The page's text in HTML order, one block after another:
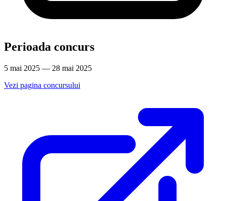
Perioada concurs
5 mai 2025 — 28 mai 2025
Vezi pagina concursului